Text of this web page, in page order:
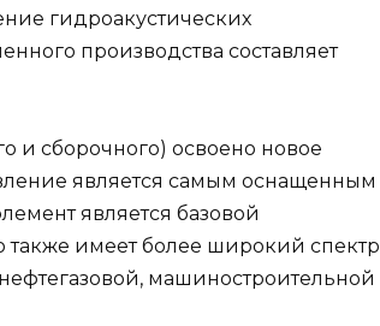
гидроакустических
производства составляет
и сборочного) освоено новое
является самым оснащенным
является базовой
имеет более широкий спектр
машиностроительной